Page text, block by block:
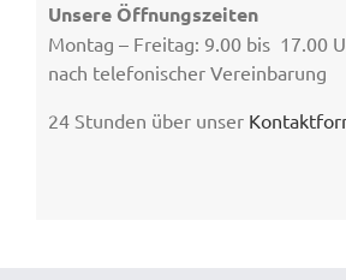
Unsere Öffnungszeiten
Montag – Freitag: 9.00 bis 17.00
nach telefonischer Vereinbarung
24 Stunden über unser